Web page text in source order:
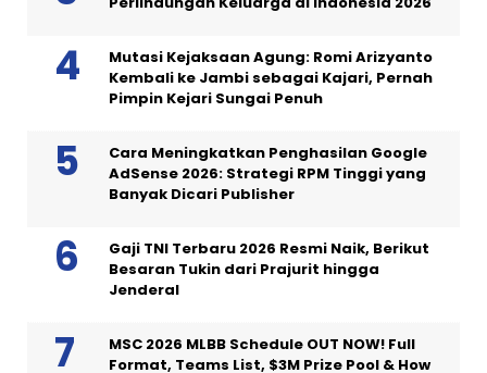
Mutasi Kejaksaan Agung: Romi Arizyanto
Kembali ke Jambi sebagai Kajari, Pernah
Pimpin Kejari Sungai Penuh
Cara Meningkatkan Penghasilan Google
AdSense 2026: Strategi RPM Tinggi yang
Banyak Dicari Publisher
Gaji TNI Terbaru 2026 Resmi Naik, Berikut
Besaran Tukin dari Prajurit hingga
Jenderal
MSC 2026 MLBB Schedule OUT NOW! Full
Format, Teams List, $3M Prize Pool & How